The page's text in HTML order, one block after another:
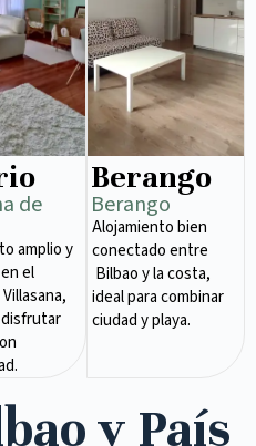
de
amplio y
el
disfrutar
Berango
Berango
Alojamiento bien
conectado entre
Bilbao y la costa,
ideal para combinar
ciudad y playa.
y País